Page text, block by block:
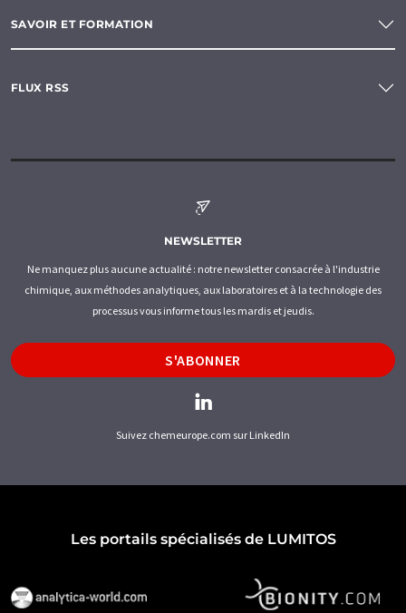
SAVOIR ET FORMATION
FLUX RSS
NEWSLETTER
Ne manquez plus aucune actualité : notre newsletter consacrée à l'industrie
chimique, aux méthodes analytiques, aux laboratoires et à la technologie des
processus vous informe tous les mardis et jeudis.
S'ABONNER
Suivez chemeurope.com sur LinkedIn
Les portails spécialisés de LUMITOS